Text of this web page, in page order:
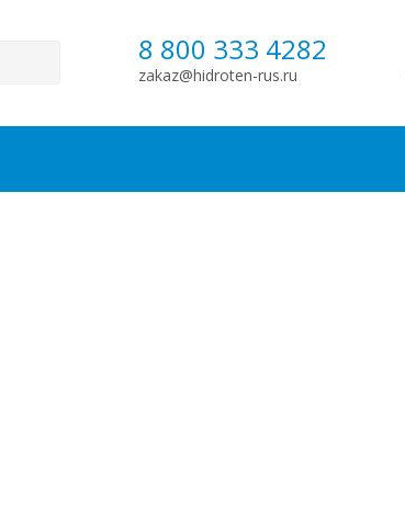
8 800 333 4282
zakaz@hidroten-rus.ru